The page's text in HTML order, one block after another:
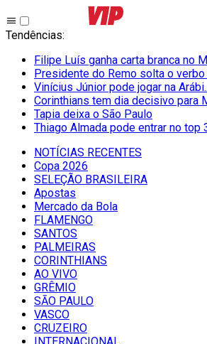
Tendências:
Filipe Luís ganha carta branca no
Presidente do Remo solta o verbo
Vinícius Júnior pode jogar na
Corinthians tem dia decisivo para
Tapia deixa o São Paulo
Thiago Almada pode entrar no top
NOTÍCIAS RECENTES
Copa 2026
SELEÇÃO BRASILEIRA
Apostas
Mercado da Bola
FLAMENGO
SANTOS
PALMEIRAS
CORINTHIANS
AO VIVO
GRÊMIO
SĀO PAULO
VASCO
CRUZEIRO